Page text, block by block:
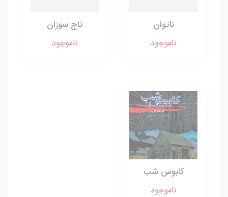
ناتوان
ناموجود
تاج سوزان
ناموجود
کابوس شب
ناموجود